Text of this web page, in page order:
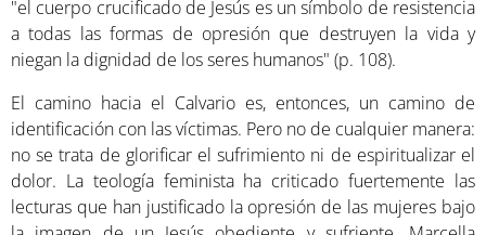
"el cuerpo crucificado de Jesús es un símbolo de resistencia
a todas las formas de opresión que destruyen la vida y
niegan la dignidad de los seres humanos" (p. 108).
El camino hacia el Calvario es, entonces, un camino de
identificación con las víctimas. Pero no de cualquier manera:
no se trata de glorificar el sufrimiento ni de espiritualizar el
dolor. La teología feminista ha criticado fuertemente las
lecturas que han justificado la opresión de las mujeres bajo